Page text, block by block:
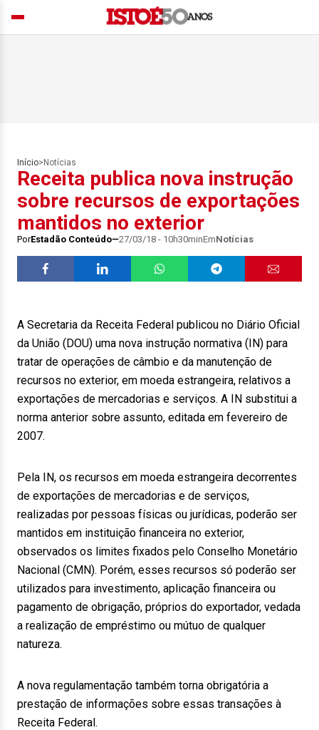
Início> Notícias
Receita publica nova instrução
sobre recursos de exportações
mantidos no exterior
PorEstadão Conteúdo 27/03/18 - 10h30minEmNotícias
A Secretaria da Receita Federal publicou no Diário Oficial
da União (DOU) uma nova instrução normativa (IN) para
tratar de operações de câmbio e da manutenção de
recursos no exterior, em moeda estrangeira, relativos a
exportações de mercadorias e serviços. A IN substitui a
norma anterior sobre assunto, editada em fevereiro de
2007.
Pela IN, os recursos em moeda estrangeira decorrentes
de exportações de mercadorias e de serviços,
realizadas por pessoas físicas ou jurídicas, poderão ser
mantidos em instituição financeira no exterior,
observados os limites fixados pelo Conselho Monetário
Nacional (CMN). Porém, esses recursos só poderão ser
utilizados para investimento, aplicação financeira ou
pagamento de obrigação, próprios do exportador, vedada
a realização de empréstimo ou mútuo de qualquer
natureza.
A nova regulamentação também torna obrigatória a
prestação de informações sobre essas transações à
Receita Federal.